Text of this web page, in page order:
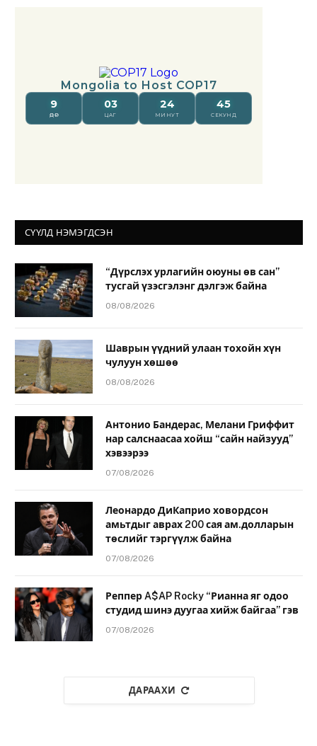
СҮҮЛД НЭМЭГДСЭН
“Дүрслэх урлагийн оюуны өв сан”
тусгай үзэсгэлэнг дэлгэж байна
08/08/2026
Шаврын үүдний улаан тохойн хүн
чулуун хөшөө
08/08/2026
Антонио Бандерас, Мелани Гриффит
нар салснаасаа хойш “сайн найзууд”
хэвээрээ
07/08/2026
Леонардо ДиКаприо ховордсон
амьтдыг аврах 200 сая ам.долларын
төслийг тэргүүлж байна
07/08/2026
Реппер A$AP Rocky “Рианна яг одоо
студид шинэ дуугаа хийж байгаа” гэв
07/08/2026
ДАРААХИ